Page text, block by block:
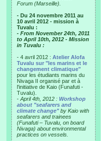
Forum (Marseille).
- Du 24 novembre 2011 au
10 avril 2012 - mission à
Tuvalu :
- From November 24th, 2011
to April 10th, 2012 - Mission
in Tuvalu :
- 4 avril 2012 : Atelier Alofa
Tuvalu sur "les marins et le
changement climatique"
pour les étudiants marins du
Nivaga II organisé par et à
l'initiative de Kaio (Funafuti -
Tuvalu).
- April 4th, 2012 : Workshop
about "seafarers and
climate change"by Kaio with
seafarers and trainees
(Funafuti – Tuvalu, on board
Nivaga) about environmental
practices on vessels.